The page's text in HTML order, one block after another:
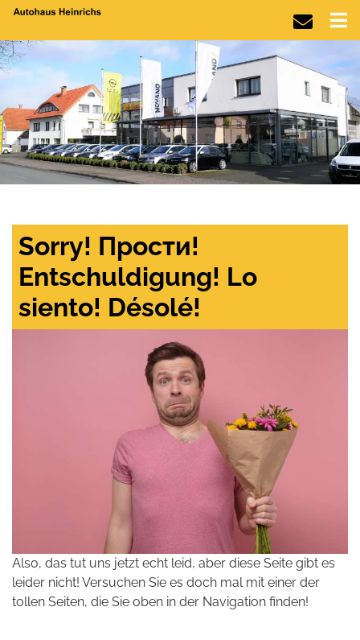
Sorry! Прости!
Entschuldigung! Lo
siento! Désolé!
Also, das tut uns jetzt echt leid, aber diese Seite gibt es
leider nicht! Versuchen Sie es doch mal mit einer der
tollen Seiten, die Sie oben in der Navigation finden!